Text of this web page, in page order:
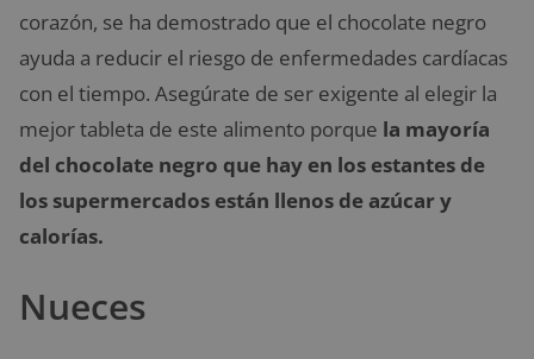
corazón, se ha demostrado que el chocolate negro
ayuda a reducir el riesgo de enfermedades cardíacas
con el tiempo. Asegúrate de ser exigente al elegir la
mejor tableta de este alimento porque la mayoría
del chocolate negro que hay en los estantes de
los supermercados están llenos de azúcar y
calorías.
Nueces